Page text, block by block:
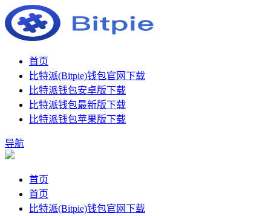
首页
比特派(Bitpie)钱包官网下载
比特派钱包安卓版下载
比特派钱包最新版下载
比特派钱包苹果版下载
导航
首页
首页
比特派(Bitpie)钱包官网下载